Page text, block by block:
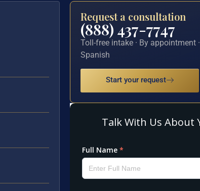
Request a consultation
(888) 437-7747
Toll-free intake · By appointment
Spanish
Start your request